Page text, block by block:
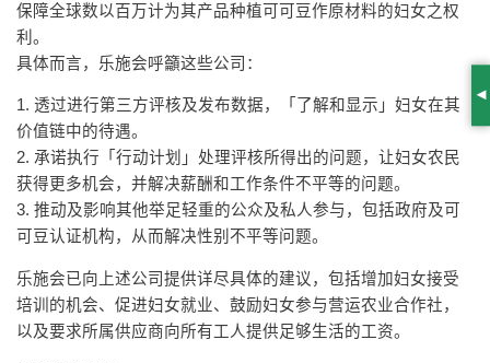
保障全球数以百万计为其产品种植可可豆作原材料的妇女之权
利。
具体而言，乐施会呼籲这些公司：
1. 透过进行第三方评核及发布数据，「了解和显示」妇女在其
价值链中的待遇。
2. 承诺执行「行动计划」处理评核所得出的问题，让妇女农民
获得更多机会，并解决薪酬和工作条件不平等的问题。
3. 推动及影响其他举足轻重的公众及私人参与，包括政府及可
可豆认证机构，从而解决性别不平等问题。
乐施会已向上述公司提供详尽具体的建议，包括增加妇女接受
培训的机会、促进妇女就业、鼓励妇女参与营运农业合作社，
以及要求所属供应商向所有工人提供足够生活的工资。